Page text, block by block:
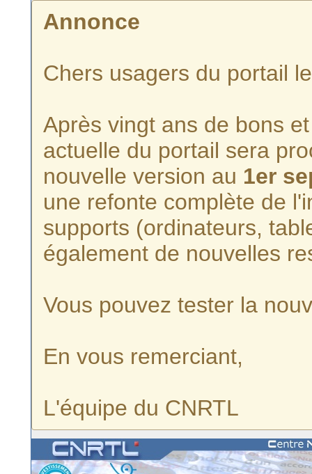
Annonce
Chers usagers du portail
Après vingt ans de bons
actuelle du portail sera
nouvelle version au 1er
une refonte complète de
supports (ordinateurs,
également de nouvelles
Vous pouvez tester la
En vous remerciant,
L'équipe du CNRTL